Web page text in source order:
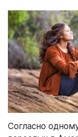
Согласно